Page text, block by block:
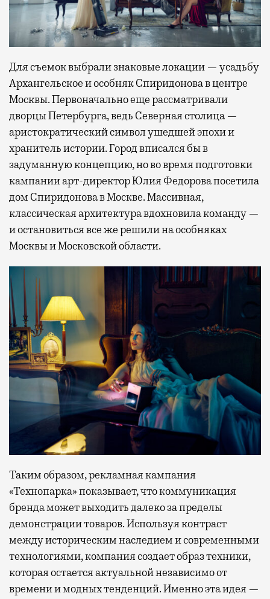
Для съемок выбрали знаковые локации — усадьбу
Архангельское и особняк Спиридонова в центре
Москвы. Первоначально еще рассматривали
дворцы Петербурга, ведь Северная столица —
аристократический символ ушедшей эпохи и
хранитель истории. Город вписался бы в
задуманную концепцию, но во время подготовки
кампании арт-директор Юлия Федорова посетила
дом Спиридонова в Москве. Массивная,
классическая архитектура вдохновила команду —
и остановиться все же решили на особняках
Москвы и Московской области.
Таким образом, рекламная кампания
«Технопарка» показывает, что коммуникация
бренда может выходить далеко за пределы
демонстрации товаров. Используя контраст
между историческим наследием и современными
технологиями, компания создает образ техники,
которая остается актуальной независимо от
времени и модных тенденций. Именно эта идея —